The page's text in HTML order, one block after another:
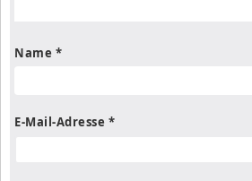
Name *
E-Mail-Adresse *